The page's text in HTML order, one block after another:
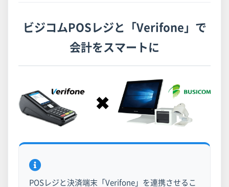
ビジコムPOSレジと「Verifone」で
会計をスマートに
POSレジと決済端末「Verifone」を連携させるこ